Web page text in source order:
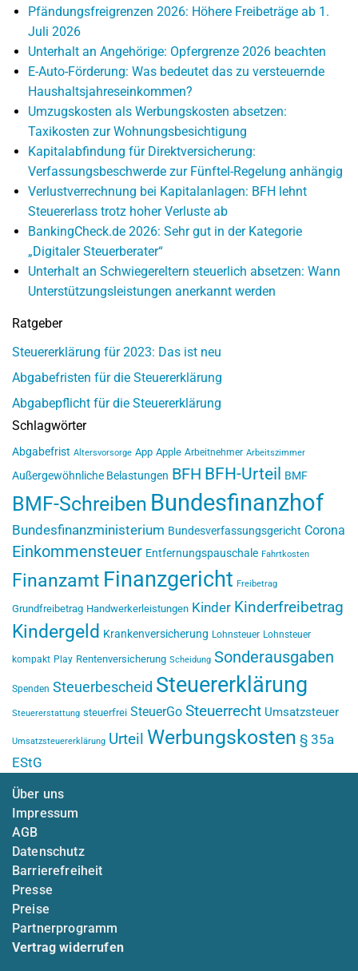
Pfändungsfreigrenzen 2026: Höhere Freibeträge ab 1.
Juli 2026
Unterhalt an Angehörige: Opfergrenze 2026 beachten
E-Auto-Förderung: Was bedeutet das zu versteuernde
Haushaltsjahreseinkommen?
Umzugskosten als Werbungskosten absetzen:
Taxikosten zur Wohnungsbesichtigung
Kapitalabfindung für Direktversicherung:
Verfassungsbeschwerde zur Fünftel-Regelung anhängig
Verlustverrechnung bei Kapitalanlagen: BFH lehnt
Steuererlass trotz hoher Verluste ab
BankingCheck.de 2026: Sehr gut in der Kategorie
„Digitaler Steuerberater“
Unterhalt an Schwiegereltern steuerlich absetzen: Wann
Unterstützungsleistungen anerkannt werden
Ratgeber
Steuererklärung für 2023: Das ist neu
Abgabefristen für die Steuererklärung
Abgabepflicht für die Steuererklärung
Schlagwörter
Abgabefrist Altersvorsorge App Apple Arbeitnehmer Arbeitszimmer
Außergewöhnliche Belastungen BFH BFH-Urteil BMF
BMF-Schreiben Bundesfinanzhof
Bundesfinanzministerium Bundesverfassungsgericht Corona
Einkommensteuer Entfernungspauschale Fahrtkosten
Finanzamt Finanzgericht Freibetrag
Grundfreibetrag Handwerkerleistungen Kinder Kinderfreibetrag
Kindergeld Krankenversicherung Lohnsteuer Lohnsteuer
kompakt Play Rentenversicherung Scheidung Sonderausgaben
Spenden Steuerbescheid Steuererklärung
Steuererstattung steuerfrei SteuerGo Steuerrecht Umsatzsteuer
Umsatzsteuererklärung Urteil Werbungskosten § 35a
EStG
Über uns
Impressum
AGB
Datenschutz
Barrierefreiheit
Presse
Preise
Partnerprogramm
Vertrag widerrufen